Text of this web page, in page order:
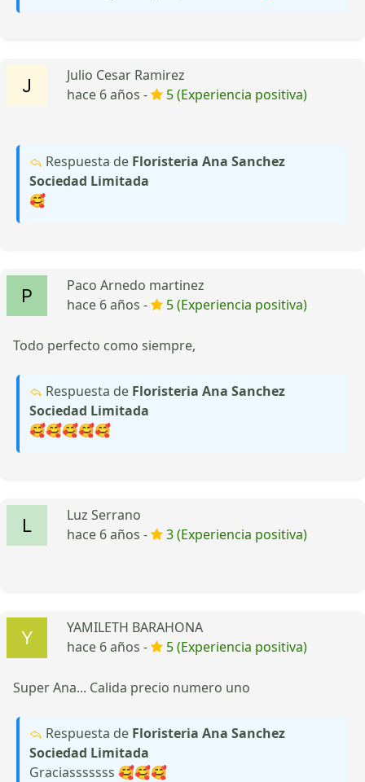
Julio Cesar Ramirez
hace 6 años -
5 (Experiencia positiva)
Respuesta de Floristeria Ana Sanchez
Sociedad Limitada
🥰
Paco Arnedo martinez
hace 6 años -
5 (Experiencia positiva)
Todo perfecto como siempre,
Respuesta de Floristeria Ana Sanchez
Sociedad Limitada
🥰🥰🥰🥰🥰
Luz Serrano
hace 6 años -
3 (Experiencia positiva)
YAMILETH BARAHONA
hace 6 años -
5 (Experiencia positiva)
Super Ana... Calida precio numero uno
Respuesta de Floristeria Ana Sanchez
Sociedad Limitada
Graciasssssss 🥰🥰🥰